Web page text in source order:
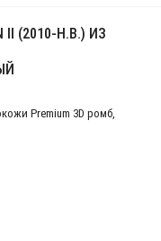
II (2010-Н.В.) ИЗ